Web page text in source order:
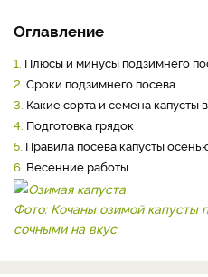
Оглавление
1. Плюсы и минусы подзимнего
2. Сроки подзимнего посева
3. Какие сорта и семена капусты
4. Подготовка грядок
5. Правила посева капусты
6. Весенние работы
Фото: Кочаны озимой капусты
сочными на вкус.